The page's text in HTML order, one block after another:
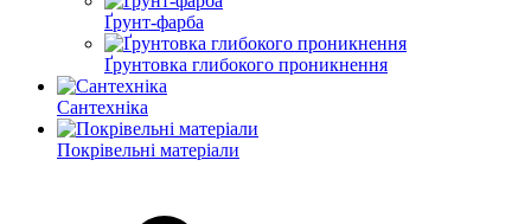
Ґрунт-фарба
Ґрунтовка глибокого проникнення
Сантехніка
Покрівельні матеріали